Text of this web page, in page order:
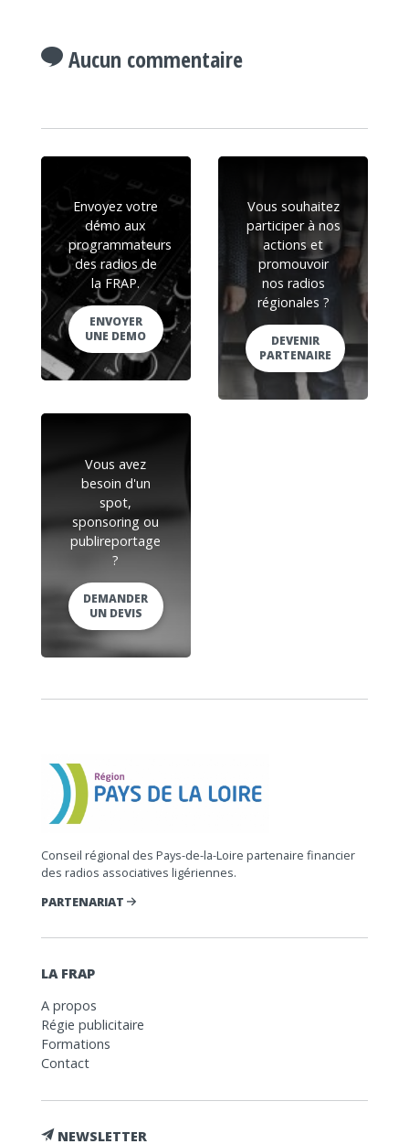
Aucun commentaire
Envoyez votre
démo aux
programmateurs
des radios de
la FRAP.
ENVOYER
UNE DEMO
Vous souhaitez
participer à nos
actions et
promouvoir
nos radios
régionales ?
DEVENIR
PARTENAIRE
Vous avez
besoin d'un
spot,
sponsoring ou
publireportage
?
DEMANDER
UN DEVIS
Conseil régional des Pays-de-la-Loire partenaire financier
des radios associatives ligériennes.
PARTENARIAT
LA FRAP
A propos
Régie publicitaire
Formations
Contact
NEWSLETTER